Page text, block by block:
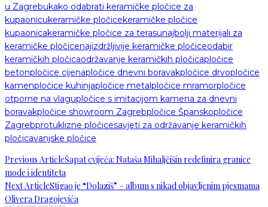
u Zagrebukako odabrati keramičke pločice za
kupaonicukeramičke pločicekeramičke pločice
kupaonicakeramičke pločice za terasunajbolji materijali za
keramičke pločicenajizdržljivije keramičke pločiceodabir
keramičkih pločicaodržavanje keramičkih pločicapločice
betonpločice cijenapločice dnevni boravakpločice drvopločice
kamenpločice kuhinjapločice metalpločice mramorpločice
otporne na vlagupločice s imitacijom kamena za dnevni
boravakpločice showroom Zagrebpločice Španskopločice
Zagrebprotuklizne pločicesavjeti za održavanje keramičkih
pločicavanjske pločice
Previous ArticleŠapat cvijeća: Nataša Mihaljčišin redefinira granice
mode i identiteta
Next ArticleStigao je “Dolaziš” – album s nikad objavljenim pjesmama
Olivera Dragojevića